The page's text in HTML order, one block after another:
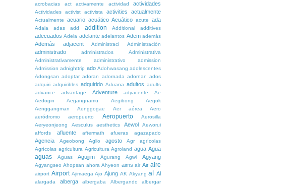
acrobacias
act activamente actividad actividades
Actividades activist activista activities actualmente
Actualmente acuario acuático Acuático acute ada
Adala adas add addition Additional additives
adecuados Adela adelante adelantos Adem además
Además adjacent Administraci Administración
administrado administrados
Administrativa
Administrativamente
administrativo
admission
Admission adnighttrip ado Adohwasang adolescentes
Adongsan adoptar adoran adornada adornan ados
adquiri adquiribles adquirido Aduana adultos adults
advance
advantage Adventure adyacente
Ae
Aedogin
Aegangnamu Aegibong
Aegok
Aenggangman
Aenggogae Aer aérea
Aero
aeródromo
aeropuerto Aeropuerto
Aerosilla
Aeryeonjeong
Aesculus aesthetics Aewol
Aeworui
affords
afluente aftermath afueras agazapado
Agencia Ageobong Aglio agosto Agr
agrícolas
Agrícolas agricultura Agricultura Agroland agua Agua
aguas Aguas Agujjim Agurang Agwi Agyang
Agyangseo Ahopsan ahora Ahyeon aims air Air aire
airport Airport Ajimaega Ajo Ajung AK Akyang al Al
alargada alberga albergaba Albergando
albergar